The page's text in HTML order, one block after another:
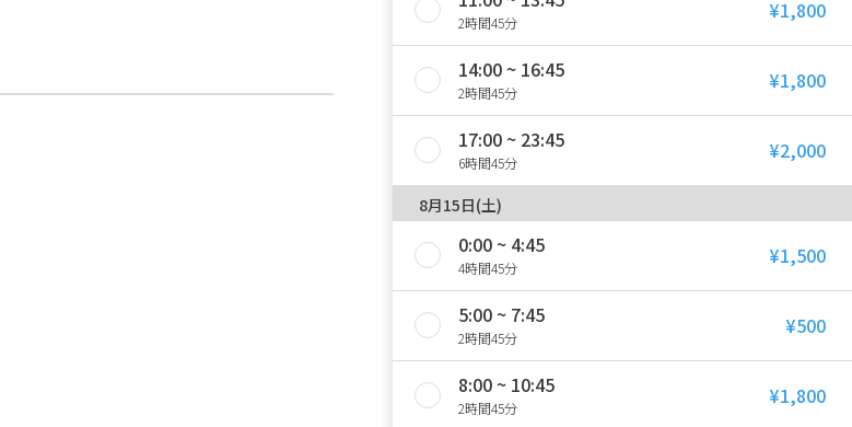
2時間45分 ¥1,800
14:00 ~ 16:45
2時間45分 ¥1,800
17:00 ~ 23:45
6時間45分 ¥2,000
8月15日(土)
0:00 ~ 4:45
4時間45分 ¥1,500
5:00 ~ 7:45
2時間45分 ¥500
8:00 ~ 10:45
2時間45分 ¥1,800